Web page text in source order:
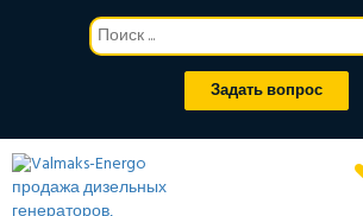
Задать вопрос